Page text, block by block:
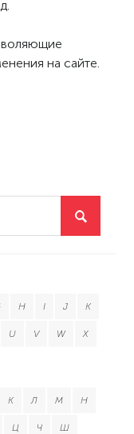
на сайте.
H I J K
U V W X
К Л М Н
Ц Ч Ш